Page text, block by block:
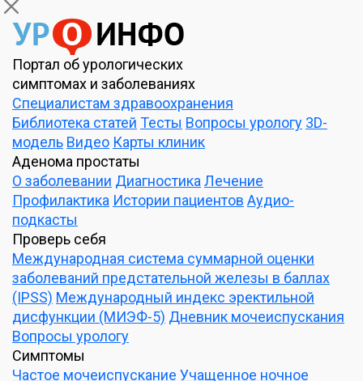
Портал об урологических
симптомах и заболеваниях
Специалистам здравоохранения
Библиотека статей Тесты Вопросы урологу 3D-
модель Видео Карты клиник
Аденома простаты
О заболевании Диагностика Лечение
Профилактика Истории пациентов Аудио-
подкасты
Проверь себя
Международная система суммарной оценки
заболеваний предстательной железы в баллах
(IPSS) Международный индекс эректильной
дисфункции (МИЭФ-5) Дневник мочеиспускания
Вопросы урологу
Симптомы
Частое мочеиспускание Учащенное ночное